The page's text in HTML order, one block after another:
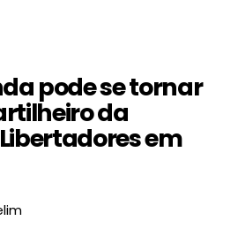
pode se tornar
da
em